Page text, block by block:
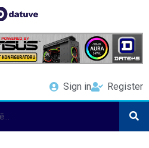
Sign in Register